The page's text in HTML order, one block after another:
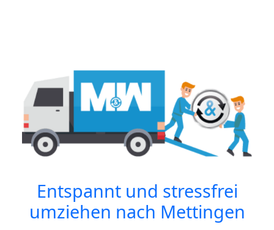
Entspannt und stressfrei
umziehen nach Mettingen